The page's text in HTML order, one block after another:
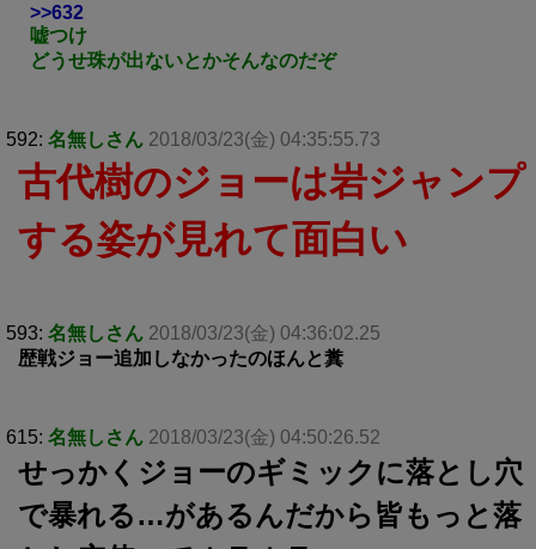
>>632
嘘つけ
どうせ珠が出ないとかそんなのだぞ
592: 名無しさん 2018/03/23(金) 04:35:55.73
古代樹のジョーは岩ジャンプ
する姿が見れて面白い
593: 名無しさん 2018/03/23(金) 04:36:02.25
歴戦ジョー追加しなかったのほんと糞
615: 名無しさん 2018/03/23(金) 04:50:26.52
せっかくジョーのギミックに落とし穴
で暴れる…があるんだから皆もっと落